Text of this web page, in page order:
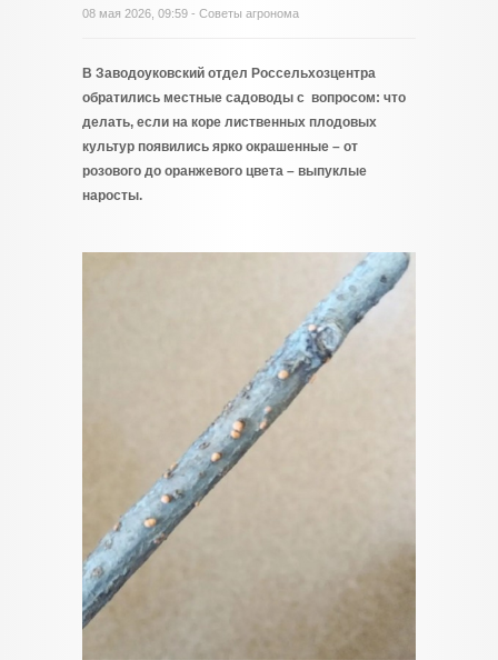
08 мая 2026, 09:59 - Советы агронома
В Заводоуковский отдел Россельхозцентра
обратились местные садоводы с вопросом: что
делать, если на коре лиственных плодовых
культур появились ярко окрашенные – от
розового до оранжевого цвета – выпуклые
наросты.